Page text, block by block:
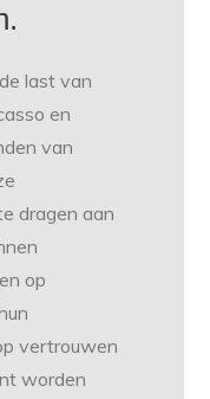
last van
en
van
dragen aan
op
vertrouwen
worden